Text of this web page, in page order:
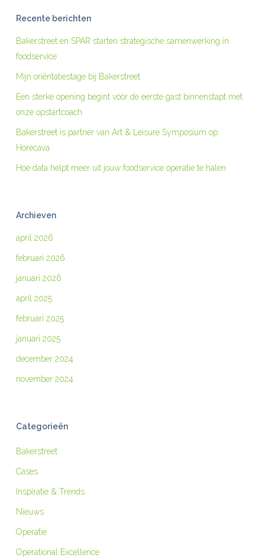
Recente berichten
Bakerstreet en SPAR starten strategische samenwerking in
foodservice
Mijn oriëntatiestage bij Bakerstreet
Een sterke opening begint vóór de eerste gast binnenstapt met
onze opstartcoach
Bakerstreet is partner van Art & Leisure Symposium op
Horecava
Hoe data helpt meer uit jouw foodservice operatie te halen
Archieven
april 2026
februari 2026
januari 2026
april 2025
februari 2025
januari 2025
december 2024
november 2024
Categorieën
Bakerstreet
Cases
Inspiratie & Trends
Nieuws
Operatie
Operational Excellence